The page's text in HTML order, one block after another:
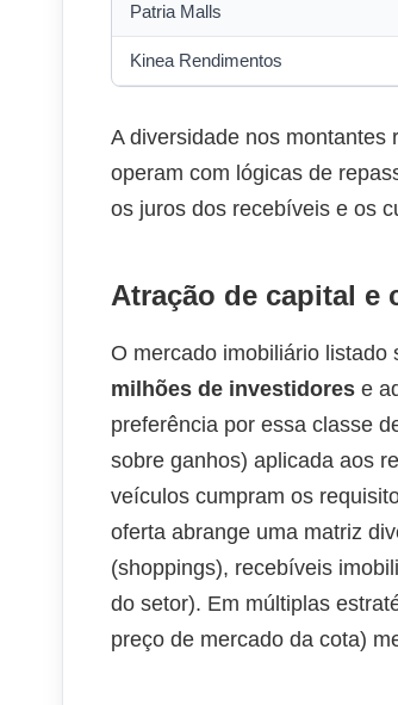
Patria Malls
Kinea Rendimentos
A diversidade nos montantes
operam com lógicas de
os juros dos recebíveis e os
Atração de capital e
O mercado imobiliário
milhões de investidores e
preferência por essa classe
sobre ganhos) aplicada aos
veículos cumpram os
oferta abrange uma matriz
(shoppings), recebíveis
do setor). Em múltiplas
preço de mercado da cota)